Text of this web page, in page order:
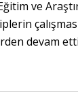
ve
devam